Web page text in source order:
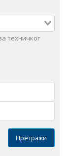
техничког
Претражи